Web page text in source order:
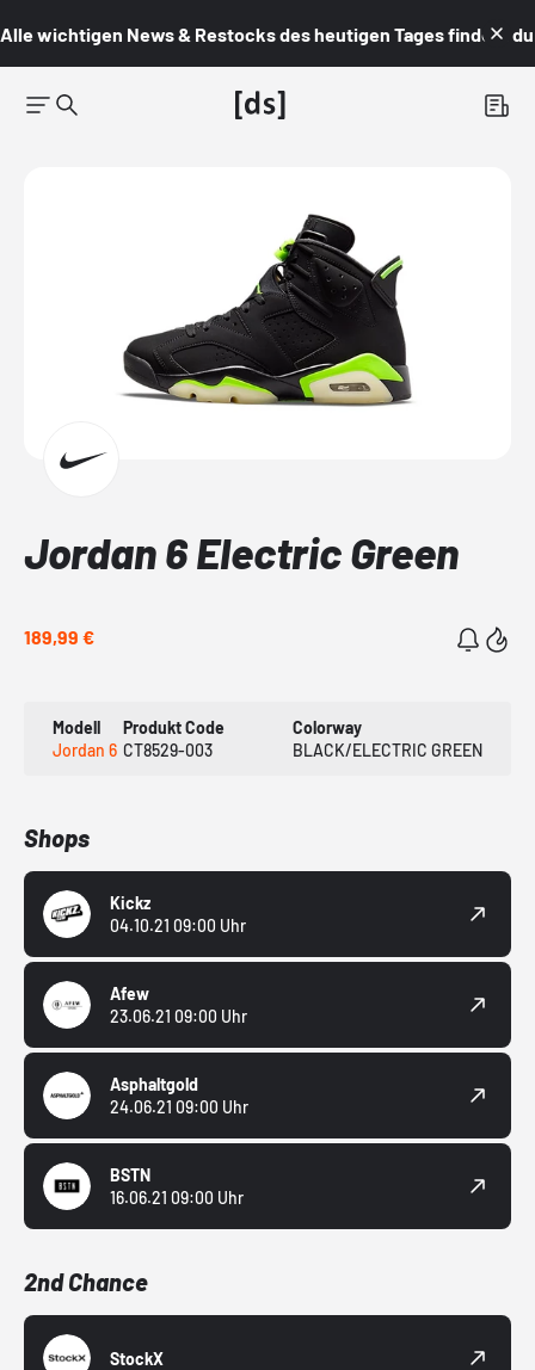
Alle wichtigen News & Restocks des heutigen Tages findest du
Jordan 6 Electric Green
189,99 €
Modell
Jordan 6
Produkt Code
CT8529-003
Colorway
BLACK/ELECTRIC GREEN
Shops
Kickz
04.10.21 09:00 Uhr
Afew
23.06.21 09:00 Uhr
Asphaltgold
24.06.21 09:00 Uhr
BSTN
16.06.21 09:00 Uhr
2nd Chance
StockX